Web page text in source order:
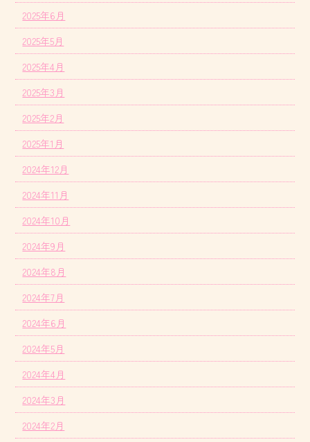
2025年6月
2025年5月
2025年4月
2025年3月
2025年2月
2025年1月
2024年12月
2024年11月
2024年10月
2024年9月
2024年8月
2024年7月
2024年6月
2024年5月
2024年4月
2024年3月
2024年2月